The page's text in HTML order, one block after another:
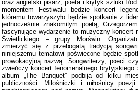
oraz angielski pisarz, poeta i krytyk sztuki
momentem Festiwalu będzie koncert
któremu towarzyszyło będzie spotkanie z
jednocześnie znakomitym poetą,
fascynujące wydarzenie to muzyczny koncert
Świetlickiego – grupy Morświn.
zmierzyć się z przebogatą tradycją
niniejszemu tematowi poświęcone będzie
prowokacyjną nazwą „Songwriterzy, poeci
zwieńczy koncert fenomenalnego brytyjskiego
album „The Banquet” podbija od kilku
publiczności. Miłośniczki i miłośnicy